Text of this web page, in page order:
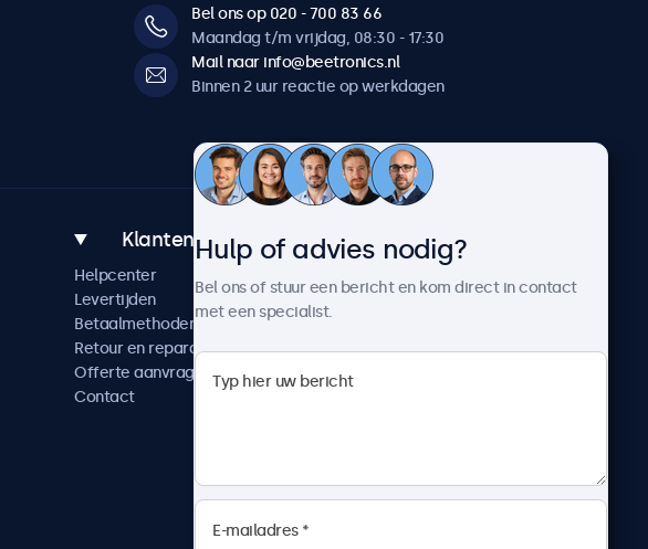
Bel ons op 020 - 700 83 66
Maandag t/m vrijdag, 08:30 - 17:30
Mail naar info@beetronics.nl
Binnen 2 uur reactie op werkdagen
Klantenservice
Helpcenter
Levertijden
Betaalmethoden
Retour en reparatie
Offerte aanvragen
Contact
Over Beetronics
Werken bij Beetronics
Algemene voorwaarden
Hulp of advies nodig?
Bel ons of stuur een bericht en kom direct in contact
met een specialist.